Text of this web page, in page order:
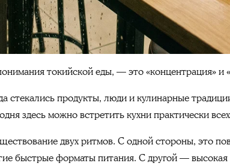
токийской еды, — это «концентрация» и
стекались продукты, люди и кулинарные
здесь можно встретить кухни практически
двух ритмов. С одной стороны, это
быстрые форматы питания. С другой — высокая